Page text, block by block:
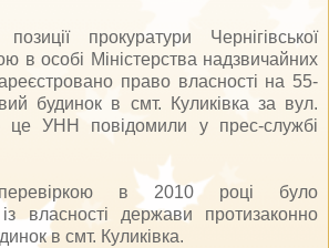
прокуратури Чернігівської
в особі Міністерства надзвичайних
право власності на 55-
будинок в смт. Куликівка за вул.
УНН повідомили у прес-службі
перевіркою в 2010 році було
власності держави протизаконно
в смт. Куликівка.